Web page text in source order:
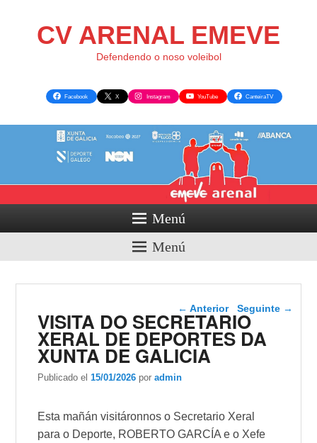
CV ARENAL EMEVE
Defendendo o noso voleibol
Facebook X Instagram YouTube CanteiraTV
Menú
Menú
Navegador de artigos
← Anterior Seguinte →
VISITA DO SECRETARIO
XERAL DE DEPORTES DA
XUNTA DE GALICIA
Publicado el15/01/2026 poradmin
Esta mañán visitáronnos o Secretario Xeral
para o Deporte, ROBERTO GARCÍA e o Xefe